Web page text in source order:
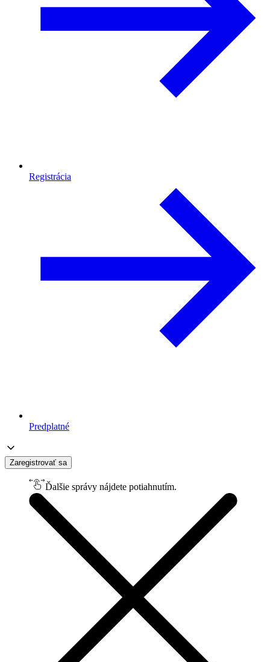
Registrácia
Predplatné
Zaregistrovať sa
Ďalšie správy nájdete potiahnutím.